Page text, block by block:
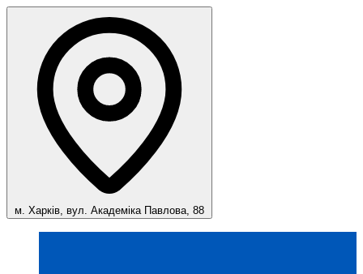
м. Харків, вул. Академіка Павлова, 88